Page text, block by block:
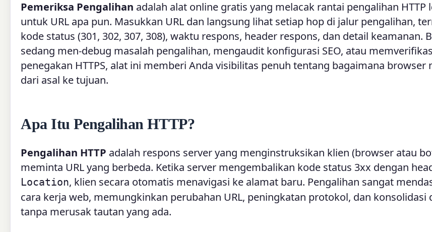
Pemeriksa Pengalihan adalah alat online gratis yang melacak rantai pengalihan HTTP
untuk URL apa pun. Masukkan URL dan langsung lihat setiap hop di jalur pengalihan,
kode status (301, 302, 307, 308), waktu respons, header respons, dan detail keamanan.
sedang men-debug masalah pengalihan, mengaudit konfigurasi SEO, atau
penegakan HTTPS, alat ini memberi Anda visibilitas penuh tentang bagaimana browser
dari asal ke tujuan.
Apa Itu Pengalihan HTTP?
Pengalihan HTTP adalah respons server yang menginstruksikan klien (browser atau
meminta URL yang berbeda. Ketika server mengembalikan kode status 3xx dengan
Location, klien secara otomatis menavigasi ke alamat baru. Pengalihan sangat
cara kerja web, memungkinkan perubahan URL, peningkatan protokol, dan konsolidasi
tanpa merusak tautan yang ada.